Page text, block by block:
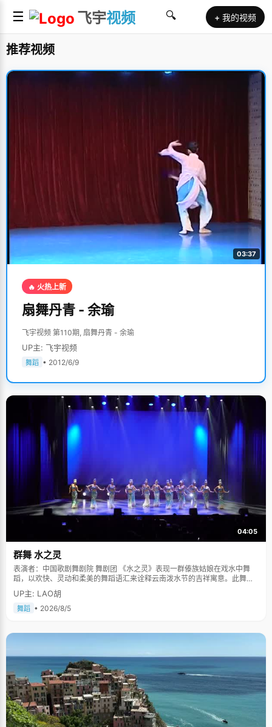
☰ 飞宇视频 🔍 + 我的视频
推荐视频
03:37
🔥 火热上新
扇舞丹青 - 余瑜
飞宇视频 第110期, 扇舞丹青 - 余瑜
UP主: 飞宇视频
舞蹈 • 2012/6/9
04:05
群舞 水之灵
表演者：中国歌剧舞剧院 舞剧团 《水之灵》表现一群傣族姑娘在戏水中舞
蹈，以欢快、灵动和柔美的舞蹈语汇来诠释云南泼水节的吉祥寓意。此舞蹈
多次在中国人民大会堂及国际舞台上表演，一直得到赞誉其舞美，人美，寓
意美。。
UP主: LAO胡
舞蹈 • 2026/8/5